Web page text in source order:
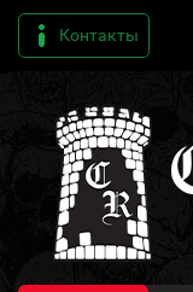
Контакты